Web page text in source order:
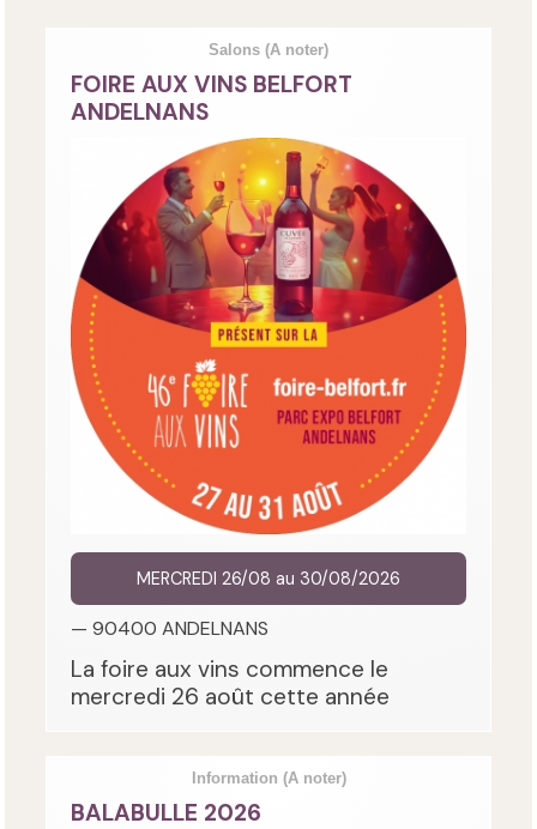
Salons (A noter)
FOIRE AUX VINS BELFORT
ANDELNANS
MERCREDI 26/08 au 30/08/2026
— 90400 ANDELNANS
La foire aux vins commence le
mercredi 26 août cette année
Information (A noter)
BALABULLE 2026